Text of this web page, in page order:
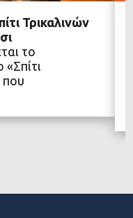
Τρικαλινών
το
που